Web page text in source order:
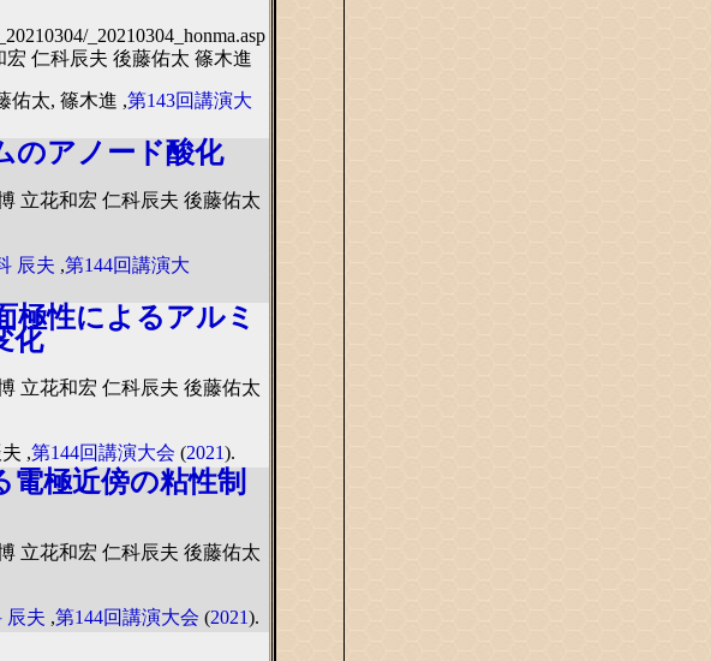
_20210304_honma.asp
仁科辰夫 後藤佑太 篠木進
佑太, 篠木進 ,第143回講演大
のアノード酸化
立花和宏 仁科辰夫 後藤佑太
辰夫 ,第144回講演大
極性によるアルミ
化
立花和宏 仁科辰夫 後藤佑太
,第144回講演大会 (2021).
極近傍の粘性制
立花和宏 仁科辰夫 後藤佑太
辰夫 ,第144回講演大会 (2021).